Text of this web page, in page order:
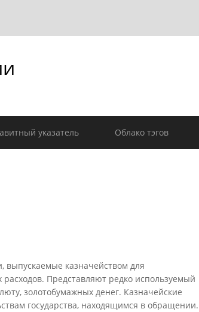
указатель Облако тэгов
казначейством для
Представляют редко используемый
золотобумажных денег. Казначейские
государства, находящимся в обращении.